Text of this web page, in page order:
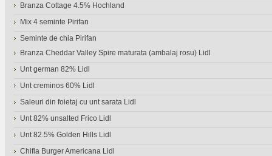
Branza Cottage 4.5% Hochland
Mix 4 seminte Pirifan
Seminte de chia Pirifan
Branza Cheddar Valley Spire maturata (ambalaj rosu) Lidl
Unt german 82% Lidl
Unt creminos 60% Lidl
Saleuri din foietaj cu unt sarata Lidl
Unt 82% unsalted Frico Lidl
Unt 82.5% Golden Hills Lidl
Chifla Burger Americana Lidl